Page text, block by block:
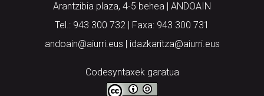
Arantzibia plaza, 4-5 behea | ANDOAIN
Tel.: 943 300 732 | Faxa: 943 300 731
andoain@aiurri.eus | idazkaritza@aiurri.eus
Codesyntaxek garatua